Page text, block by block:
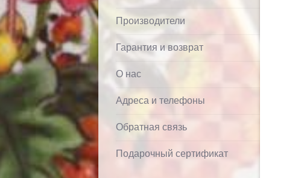
Производители
Гарантия и возврат
О нас
Адреса и телефоны
Обратная связь
Подарочный сертификат